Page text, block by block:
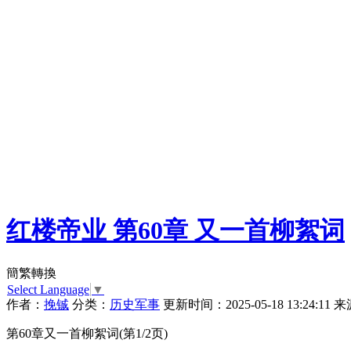
红楼帝业 第60章 又一首柳絮词
簡繁轉換
Select Language ▼
作者： 挽铖 分类： 历史军事 更新时间：2025-05-18 13:24:11 来
第60章又一首柳絮词(第1/2页)